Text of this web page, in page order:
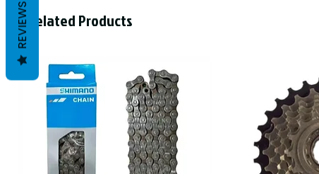
Related Products
REVIEWS